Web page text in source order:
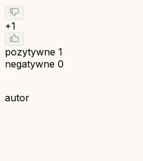
+1
pozytywne 1
negatywne 0
autor